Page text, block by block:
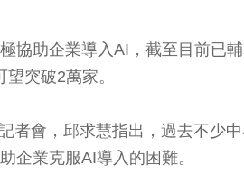
協助企業導入AI，截至目前已
突破2萬家。
者會，邱求慧指出，過去不少
企業克服AI導入的困難。